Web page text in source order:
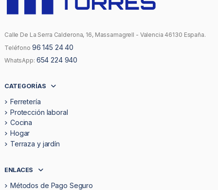
Calle De La Serra Calderona, 16, Massamagrell - Valencia 46130 España.
Teléfono 96 145 24 40
WhatsApp: 654 224 940
CATEGORÍAS
Ferretería
Protección laboral
Cocina
Hogar
Terraza y jardín
ENLACES
Métodos de Pago Seguro